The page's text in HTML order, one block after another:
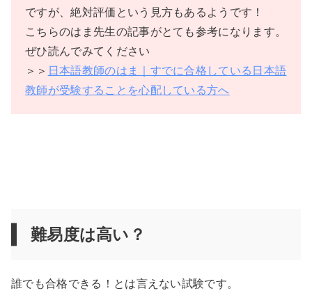
ですが、絶対評価という見方もあるようです！
こちらのはま先生の記事がとても参考になります。
ぜひ読んでみてください
＞＞ 日本語教師のはま｜すでに合格している日本語
教師が受験することを心配している方へ
難易度は高い？
誰でも合格できる！とは言えない試験です。